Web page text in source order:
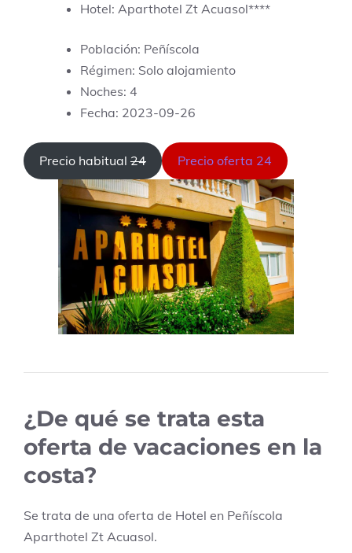
Hotel: Aparthotel Zt Acuasol****
Población: Peñíscola
Régimen: Solo alojamiento
Noches: 4
Fecha: 2023-09-26
Precio habitual 24 Precio oferta 24
¿De qué se trata esta
oferta de vacaciones en la
costa?
Se trata de una oferta de Hotel en Peñíscola
Aparthotel Zt Acuasol.